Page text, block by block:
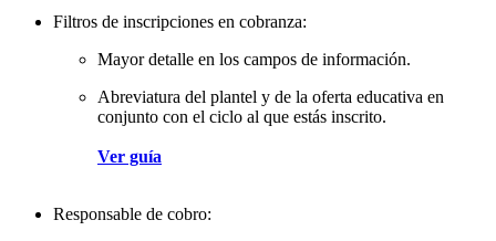
Filtros de inscripciones en cobranza:
Mayor detalle en los campos de información.
Abreviatura del plantel y de la oferta educativa en
conjunto con el ciclo al que estás inscrito.
Ver guía
Responsable de cobro: